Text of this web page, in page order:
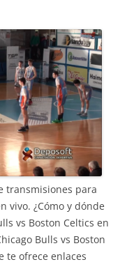
transmisiones para
vivo. ¿Cómo y dónde
vs Boston Celtics en
Bulls vs Boston
te ofrece enlaces